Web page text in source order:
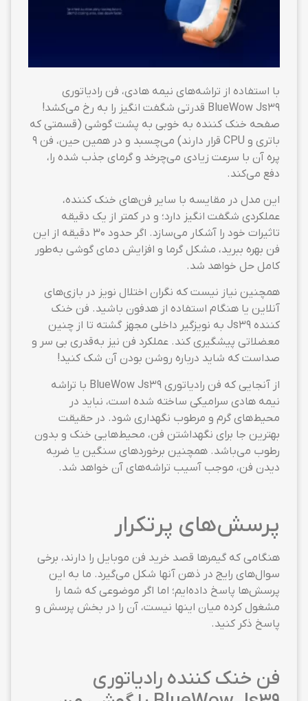
با استفاده از تراشه‌های نیمه هادی، فن رادیاتوری
BlueWow Js39 قدرتی شگفت انگیز را به رخ می‌کشد!
صفحه خنک کننده به خوبی به پشت گوشی (قسمتی که
باتری و CPU قرار دارند) می‌چسبد و در همین حین، فن ۹
پره آن با سرعت زیادی می‌چرخد و گرمای جذب شده را،
دفع می‌کند.
این مدل در مقایسه با سایر فن‌های خنک کننده،
عملکردی شگفت انگیز دارد؛ و در کمتر از یک دقیقه
تاثیرات خود را آشکار می‌سازد. اگر حدود ۳۰ دقیقه از این
فن بهره ببرید، مشکل گرما و افزایش دمای گوشی به‌طور
کامل حل خواهد شد.
همچنین نیاز نیست که نگران اختلال نویز در بازی‌های
آنلاین یا هنگام استفاده از هدفون باشید. فن خنک
کننده Js39 به نویزگیر داخلی مجهز گشته تا از چنین
معضلاتی پیشگیری کند. عملکرد فن نیز به‌قدری بی سر و
صداست که شاید درباره روشن بودن آن شک کنید!
از آنجایی که فن رادیاتوری BlueWow Js39 با تراشه
نیمه هادی سرامیکی ساخته شده است، نباید در
محیط‌های گرم و مرطوب نگهداری شود. در حقیقت
بهترین جا برای نگهداشتن فن، محیط‌هایی خنک و بدون
رطوب می‌باشد. همچنین برخوردهای سنگین یا ضربه
دیدن فن، موجب آسیب تراشه‌های آن خواهد شد.
پرسش‌های پرتکرار
هنگامی که گیمرها قصد خرید فن موبایل را دارند، برخی
سوال‌های رایج در ذهن آنها شکل می‌گیرد. ما به این
پرسش‌ها پاسخ داده‌ایم؛ اما اگر موضوعی که شما را
مشغول کرده میان اینها نیست، آن را در بخش پرسش و
پاسخ ذکر کنید.
فن خنک کننده رادیاتوری